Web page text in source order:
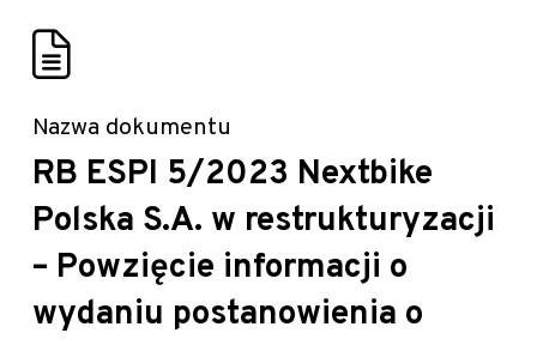
Nazwa dokumentu
RB ESPI 5/2023 Nextbike
Polska S.A. w restrukturyzacji
– Powzięcie informacji o
wydaniu postanowienia o